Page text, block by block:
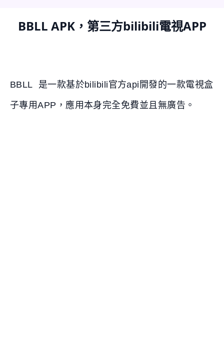
BBLL APK，第三方bilibili電視APP
BBLL 是一款基於bilibili官方api開發的一款電視盒
子專用APP，應用本身完全免費並且無廣告。